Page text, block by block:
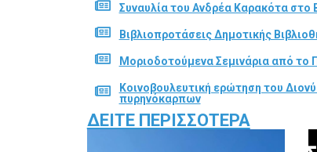
Συναυλία του Ανδρέα Καρακότα
Βιβλιοπροτάσεις Δημοτικής
Μοριοδοτούμενα Σεμινάρια από το
Κοινοβουλευτική ερώτηση του
πυρηνόκαρπων
ΔΕΊΤΕ ΠΕΡΙΣΣΌΤΕΡΑ